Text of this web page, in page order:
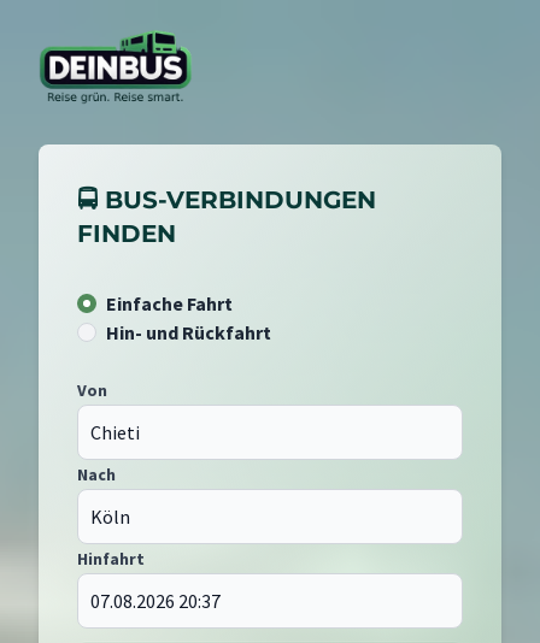
🚍 BUS-VERBINDUNGEN
FINDEN
Einfache Fahrt
Hin- und Rückfahrt
Von
Nach
Hinfahrt